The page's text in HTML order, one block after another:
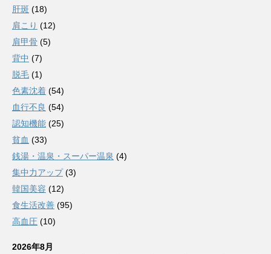
肝斑 (18)
肩こり (12)
肩甲骨 (5)
背中 (7)
脱毛 (1)
色素沈着 (54)
血行不良 (54)
認知機能 (25)
貧血 (33)
銭湯・温泉・スーパー温泉 (4)
集中力アップ(3)
韓国美容 (12)
食生活改善 (95)
高血圧 (10)
2026年8月